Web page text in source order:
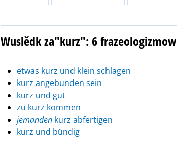
Wuslědk za"kurz": 6 frazeologizmow
etwas kurz und klein schlagen
kurz angebunden sein
kurz und gut
zu kurz kommen
jemanden kurz abfertigen
kurz und bündig